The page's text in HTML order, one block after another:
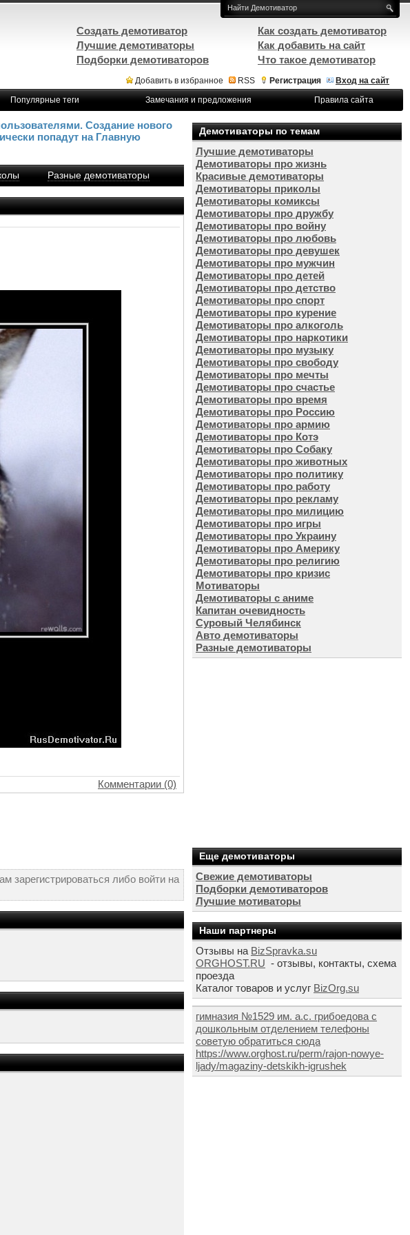
Добавить в избранное RSS Регистрация
Вход на сайт
Популярные теги Замечания и предложения Правила сайта
Создание нового
попадут на Главную
Разные демотиваторы
Комментарии (0)
зарегистрироваться либо войти на
Демотиваторы по темам
Лучшие демотиваторы
Демотиваторы про жизнь
Красивые демотиваторы
Демотиваторы приколы
Демотиваторы комиксы
Демотиваторы про дружбу
Демотиваторы про войну
Демотиваторы про любовь
Демотиваторы про девушек
Демотиваторы про мужчин
Демотиваторы про детей
Демотиваторы про детство
Демотиваторы про спорт
Демотиваторы про курение
Демотиваторы про алкоголь
Демотиваторы про наркотики
Демотиваторы про музыку
Демотиваторы про свободу
Демотиваторы про мечты
Демотиваторы про счастье
Демотиваторы про время
Демотиваторы про Россию
Демотиваторы про армию
Демотиваторы про Котэ
Демотиваторы про Собаку
Демотиваторы про животных
Демотиваторы про политику
Демотиваторы про работу
Демотиваторы про рекламу
Демотиваторы про милицию
Демотиваторы про игры
Демотиваторы про Украину
Демотиваторы про Америку
Демотиваторы про религию
Демотиваторы про кризис
Мотиваторы
Демотиваторы с аниме
Капитан очевидность
Суровый Челябинск
Авто демотиваторы
Разные демотиваторы
Еще демотиваторы
Свежие демотиваторы
Подборки демотиваторов
Лучшие мотиваторы
Наши партнеры
Отзывы на BizSpravka.su
ORGHOST.RU - отзывы, контакты, схема
проезда
Каталог товаров и услуг BizOrg.su
гимназия №1529 им. а.с. грибоедова с
дошкольным отделением телефоны
советую обратиться сюда
https://www.orghost.ru/perm/rajon-nowye-
ljady/magaziny-detskikh-igrushek
Создать демотиватор
Лучшие демотиваторы
Подборки демотиваторов
Как создать демотиватор
Как добавить на сайт
Что такое демотиватор